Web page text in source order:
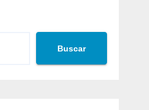
Buscar